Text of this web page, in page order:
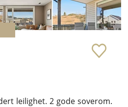
leilighet. 2 gode soverom.